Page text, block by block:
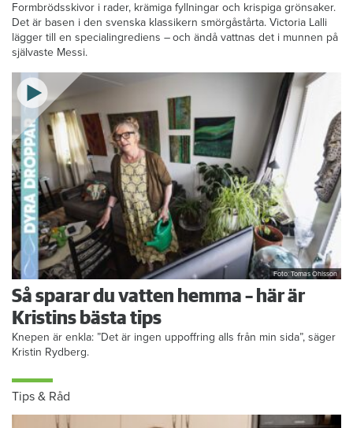
Formbrödsskivor i rader, krämiga fyllningar och krispiga grönsaker.
Det är basen i den svenska klassikern smörgåstårta. Victoria Lalli
lägger till en specialingrediens – och ändå vattnas det i munnen på
självaste Messi.
Foto: Tomas Ohlsson
Så sparar du vatten hemma – här är
Kristins bästa tips
Knepen är enkla: ”Det är ingen uppoffring alls från min sida”, säger
Kristin Rydberg.
Tips & Råd